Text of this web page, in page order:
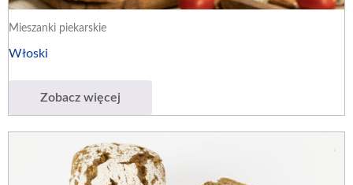
Mieszanki piekarskie
Włoski
Zobacz więcej